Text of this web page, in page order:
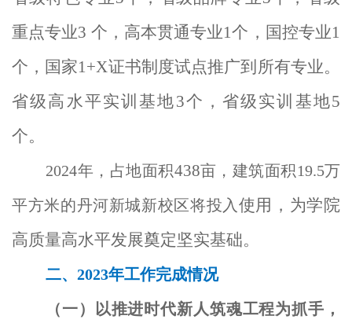
重点专业3 个，高本贯通专业1个，国控专业1
个，国家1+X证书制度试点推广到所有专业。
省级高水平实训基地3个，省级实训基地5
个。
2024年， 占地面积438亩，建筑面积 19.5万
平方米的丹河新城新校区将投入 使用，为学院
高质量高水平发展奠定坚实基础。
二、2023年工作完成情况
（一）以推进时代新人筑魂工程为抓手，